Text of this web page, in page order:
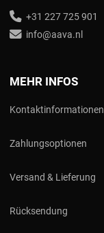
+31 227 725 901
info@aava.nl
MEHR INFOS
Kontaktinformationen
Zahlungsoptionen
Versand & Lieferung
Rücksendung